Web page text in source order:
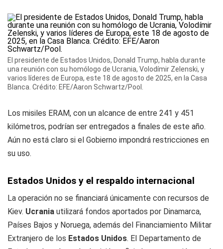
El presidente de Estados Unidos, Donald Trump, habla durante
una reunión con su homólogo de Ucrania, Volodímir Zelenski, y
varios líderes de Europa, este 18 de agosto de 2025, en la Casa
Blanca. Crédito: EFE/Aaron Schwartz/Pool.
Los misiles ERAM, con un alcance de entre 241 y 451
kilómetros, podrían ser entregados a finales de este año.
Aún no está claro si el Gobierno impondrá restricciones en
su uso.
Estados Unidos y el respaldo internacional
La operación no se financiará únicamente con recursos de
Kiev. Ucrania utilizará fondos aportados por Dinamarca,
Países Bajos y Noruega, además del Financiamiento Militar
Extranjero de los Estados Unidos. El Departamento de